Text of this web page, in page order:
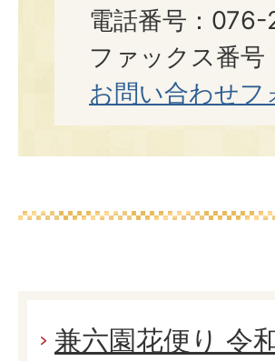
電話番号：
ファックス番
お問い合わせフ
兼六園花便り 令